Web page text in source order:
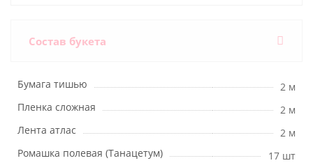
Состав букета
Бумага тишью
2 м
Пленка сложная
2 м
Лента атлас
2 м
Ромашка полевая (Танацетум)
17 шт